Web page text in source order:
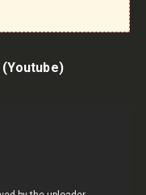
(Youtube)